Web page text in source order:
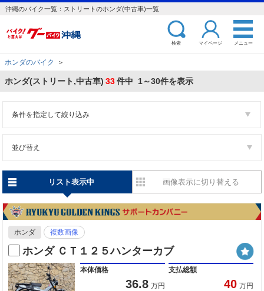
沖縄のバイク一覧：ストリートのホンダ(中古車)一覧
検索 マイページ メニュー
ホンダのバイク ＞
ホンダ(ストリート,中古車) 33件中 1～30件を表示
条件を指定して絞り込み
並び替え
リスト表示中 画像表示に切り替える
ホンダ 複数画像
ホンダ ＣＴ１２５ハンターカブ
本体価格
36.8 万円
支払総額
40 万円